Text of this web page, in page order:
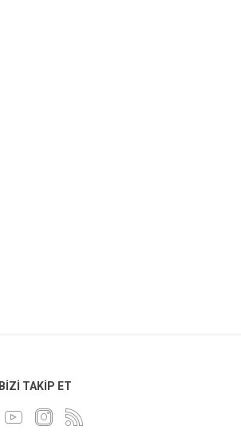
BIZI TAKIP ET